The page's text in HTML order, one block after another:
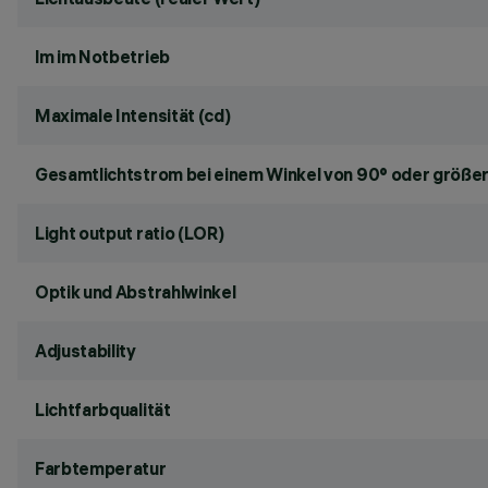
lm im Notbetrieb
Maximale Intensität (cd)
Gesamtlichtstrom bei einem Winkel von 90° oder
Light output ratio (LOR)
Optik und Abstrahlwinkel
Adjustability
Lichtfarbqualität
Farbtemperatur